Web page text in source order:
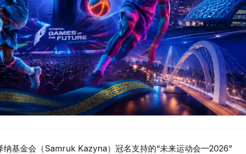
基金会（Samruk Kazyna）冠名支持的“未来运动会—2026”